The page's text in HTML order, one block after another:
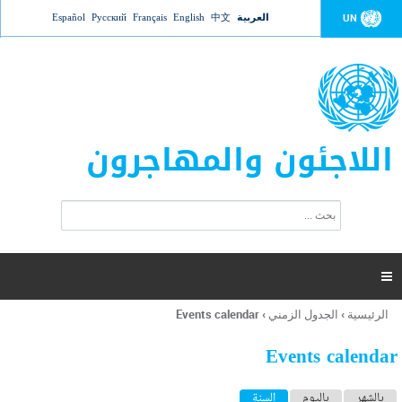
Jump to navigation UN العربية 中文
English
Français
Русский
Español
اللاجئون والمهاجرون
ت
ر
ل
ح
ب

أنت
هنا
الرئيسية › الجدول الزمني ›
Events calendar
Events calendar